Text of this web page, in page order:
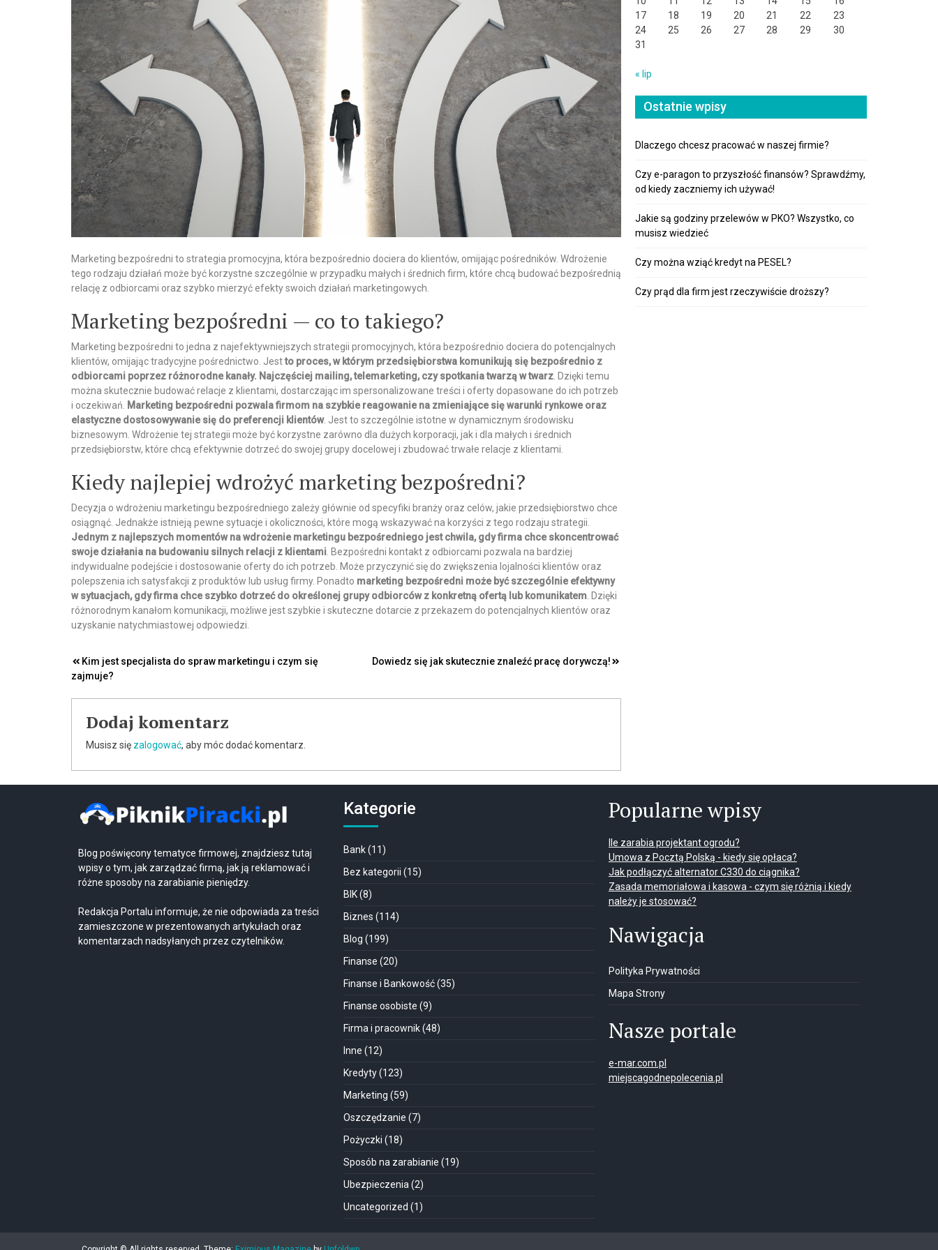
Marketing bezpośredni to strategia promocyjna, która bezpośrednio dociera do klientów, omijając pośredników. Wdrożenie
tego rodzaju działań może być korzystne szczególnie w przypadku małych i średnich firm, które chcą budować bezpośrednią
relację z odbiorcami oraz szybko mierzyć efekty swoich działań marketingowych.
Marketing bezpośredni — co to takiego?
Marketing bezpośredni to jedna z najefektywniejszych strategii promocyjnych, która bezpośrednio dociera do potencjalnych
klientów, omijając tradycyjne pośrednictwo. Jestto proces, w którym przedsiębiorstwa komunikują się bezpośrednio z
odbiorcami poprzez różnorodne kanały. Najczęściej mailing, telemarketing, czy spotkania twarzą w twarz. Dzięki temu
można skutecznie budować relacje z klientami, dostarczając im spersonalizowane treści i oferty dopasowane do ich potrzeb
i oczekiwań. Marketing bezpośredni pozwala firmom na szybkie reagowanie na zmieniające się warunki rynkowe oraz
elastyczne dostosowywanie się do preferencji klientów. Jest to szczególnie istotne w dynamicznym środowisku
biznesowym. Wdrożenie tej strategii może być korzystne zarówno dla dużych korporacji, jak i dla małych i średnich
przedsiębiorstw, które chcą efektywnie dotrzeć do swojej grupy docelowej i zbudować trwałe relacje z klientami.
Kiedy najlepiej wdrożyć marketing bezpośredni?
Decyzja o wdrożeniu marketingu bezpośredniego zależy głównie od specyfiki branży oraz celów, jakie przedsiębiorstwo chce
osiągnąć. Jednakże istnieją pewne sytuacje i okoliczności, które mogą wskazywać na korzyści z tego rodzaju strategii.
Jednym z najlepszych momentów na wdrożenie marketingu bezpośredniego jest chwila, gdy firma chce skoncentrować
swoje działania na budowaniu silnych relacji z klientami. Bezpośredni kontakt z odbiorcami pozwala na bardziej
indywidualne podejście i dostosowanie oferty do ich potrzeb. Może przyczynić się do zwiększenia lojalności klientów oraz
polepszenia ich satysfakcji z produktów lub usług firmy. Ponadto marketing bezpośredni może być szczególnie efektywny
w sytuacjach, gdy firma chce szybko dotrzeć do określonej grupy odbiorców z konkretną ofertą lub komunikatem. Dzięki
różnorodnym kanałom komunikacji, możliwe jest szybkie i skuteczne dotarcie z przekazem do potencjalnych klientów oraz
uzyskanie natychmiastowej odpowiedzi.
Nawigacja
wpisu
Kim jest specjalista do spraw marketingu i czym się
zajmuje?
Dowiedz się jak skutecznie znaleźć pracę dorywczą!
Dodaj komentarz
Musisz się zalogować, aby móc dodać komentarz.
17
18 19 20 21 22
23
24
25 26 27 28 29
30
31
« lip
Ostatnie wpisy
Dlaczego chcesz pracować w naszej firmie?
Czy e-paragon to przyszłość finansów? Sprawdźmy,
od kiedy zaczniemy ich używać!
Jakie są godziny przelewów w PKO? Wszystko, co
musisz wiedzieć
Czy można wziąć kredyt na PESEL?
Czy prąd dla firm jest rzeczywiście droższy?
Blog poświęcony tematyce firmowej, znajdziesz tutaj
wpisy o tym, jak zarządzać firmą, jak ją reklamować i
różne sposoby na zarabianie pieniędzy.
Redakcja Portalu informuje, że nie odpowiada za treści
zamieszczone w prezentowanych artykułach oraz
komentarzach nadsyłanych przez czytelników.
Kategorie
Bank(11)
Bez kategorii (15)
BIK(8)
Biznes (114)
Blog (199)
Finanse (20)
Finanse i Bankowość(35)
Finanse osobiste (9)
Firma i pracownik(48)
Inne (12)
Kredyty(123)
Marketing (59)
Oszczędzanie (7)
Pożyczki (18)
Sposób na zarabianie (19)
Ubezpieczenia(2)
Uncategorized (1)
Popularne wpisy
Ile zarabia projektant ogrodu?
Umowa z Pocztą Polską - kiedy się opłaca?
Jak podłączyć alternator C330 do ciągnika?
Zasada memoriałowa i kasowa - czym się różnią i kiedy
należy je stosować?
Nawigacja
Polityka Prywatności
Mapa Strony
Nasze portale
e-mar.com.pl
miejscagodnepolecenia.pl